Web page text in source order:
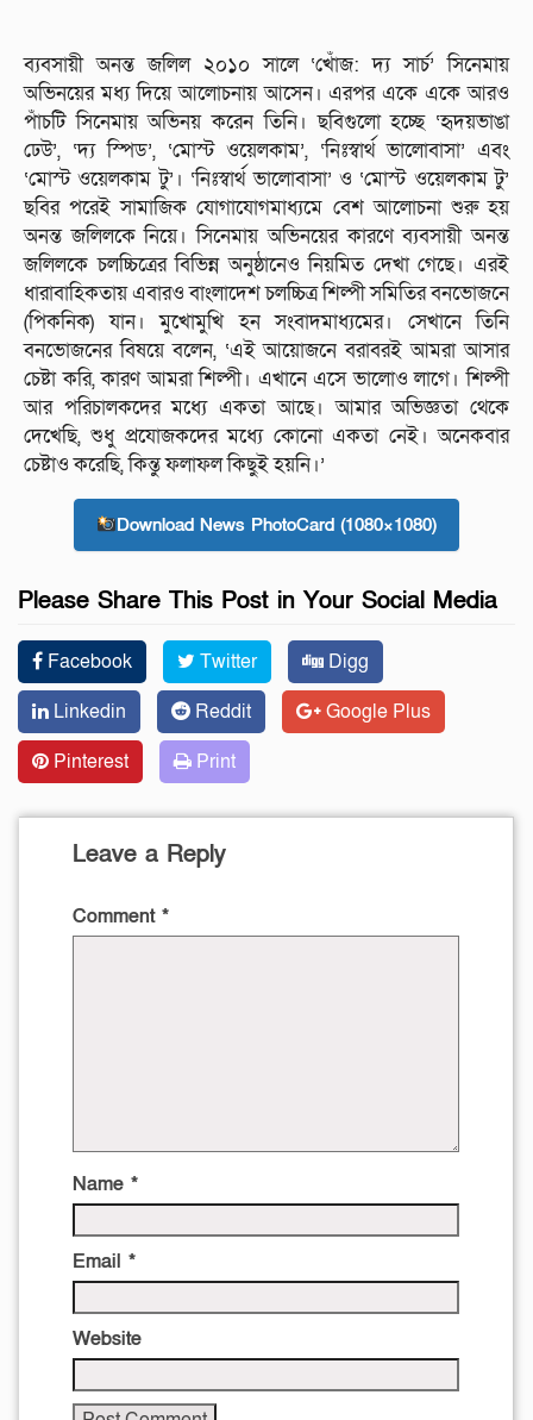
ব্যবসায়ী অনন্ত জলিল ২০১০ সালে ‘খোঁজ: দ্য সার্চ’ সিনেমায়
অভিনয়ের মধ্য দিয়ে আলোচনায় আসেন। এরপর একে একে আরও
পাঁচটি সিনেমায় অভিনয় করেন তিনি। ছবিগুলো হচ্ছে ‘হৃদয়ভাঙা
ঢেউ’, ‘দ্য স্পিড’, ‘মোস্ট ওয়েলকাম’, ‘নিঃস্বার্থ ভালোবাসা’ এবং
‘মোস্ট ওয়েলকাম টু’। ‘নিঃস্বার্থ ভালোবাসা’ ও ‘মোস্ট ওয়েলকাম টু’
ছবির পরেই সামাজিক যোগাযোগমাধ্যমে বেশ আলোচনা শুরু হয়
অনন্ত জলিলকে নিয়ে। সিনেমায় অভিনয়ের কারণে ব্যবসায়ী অনন্ত
জলিলকে চলচ্চিত্রের বিভিন্ন অনুষ্ঠানেও নিয়মিত দেখা গেছে। এরই
ধারাবাহিকতায় এবারও বাংলাদেশ চলচ্চিত্র শিল্পী সমিতির বনভোজনে
(পিকনিক) যান। মুখোমুখি হন সংবাদমাধ্যমের। সেখানে তিনি
বনভোজনের বিষয়ে বলেন, ‘এই আয়োজনে বরাবরই আমরা আসার
চেষ্টা করি, কারণ আমরা শিল্পী। এখানে এসে ভালোও লাগে। শিল্পী
আর পরিচালকদের মধ্যে একতা আছে। আমার অভিজ্ঞতা থেকে
দেখেছি, শুধু প্রযোজকদের মধ্যে কোনো একতা নেই। অনেকবার
চেষ্টাও করেছি, কিন্তু ফলাফল কিছুই হয়নি।’
Download News PhotoCard (1080×1080)
Please Share This Post in Your Social Media
Facebook Twitter
Digg
Linkedin
Reddit
Google Plus
Pinterest
Print
Leave a Reply
Comment *
Name *
Email *
Website